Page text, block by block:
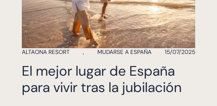
ALTAONA RESORT , MUDARSE A ESPAÑA 15/07/2025
El mejor lugar de España
para vivir tras la jubilación